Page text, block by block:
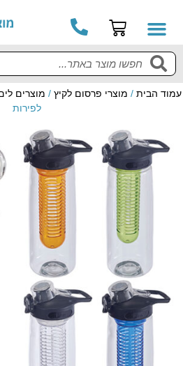
עמוד הבית / מוצרי פרסום לקיץ / מוצרים
לפירות